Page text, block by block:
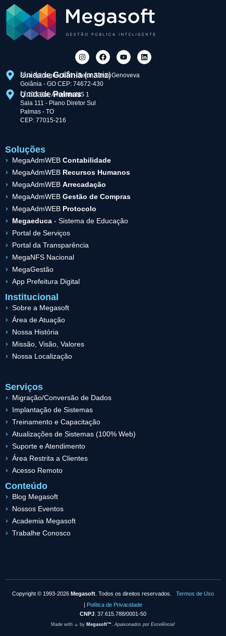
UnidadeGoiânia(matriz)
Rua Apinagés, 174 - Setor Santa Genoveva
Goiânia - GO CEP: 74672-430
UnidadePalmas
Q. 203 Sul, Avenida NS 1
Sala 111 - Plano Diretor Sul
Palmas - TO
CEP: 77015-216
Soluções
MegaAdmWEB Contabilidade
MegaAdmWEB Recursos Humanos
MegaAdmWEB Arrecadação
MegaAdmWEB Gestão de Compras
MegaAdmWEB Protocolo
Megaeduca- Sistema de Educação
Portal de Serviços
Portal da Transparência
MegaNFS Nacional
MegaGestão
App Prefeitura Digital
Institucional
Sobre a Megasoft
Área de Atuação
Nossa História
Missão, Visão, Valores
Nossa Localização
Serviços
Migração/Conversão de Dados
Implantação de Sistemas
Treinamento e Capacitação
Atualizações de Sistemas (100% Web)
Suporte e Atendimento
Área Restrita a Clientes
Acesso Remoto
Conteúdo
Blog Megasoft
Nossos Eventos
Academia Megasoft
Trabalhe Conosco
Copyright © 1993-2026 Megasoft . Todos os direitos reservados. Termos de Uso
Política de Privacidade
CNPJ: 37.615.788/0001-50
Made with ☕︎ by Megasoft™.Apaixonados por Excelência!